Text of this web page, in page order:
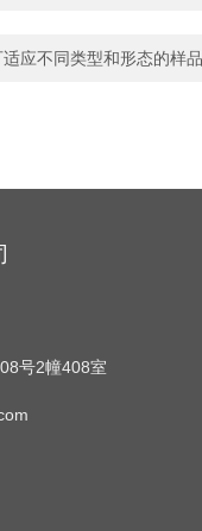
应不同类型和形态的样
号2幢408室